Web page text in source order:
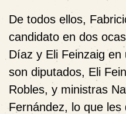
De todos ellos,
candidato en dos
Díaz y Eli Feinzaig
son diputados, Eli
Robles, y ministras
Fernández, lo que